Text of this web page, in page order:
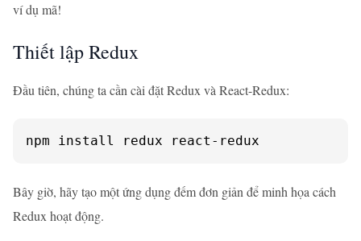
ví dụ mã!
Thiết lập Redux
Đầu tiên, chúng ta cần cài đặt Redux và React-Redux:
npm install redux react-redux
Bây giờ, hãy tạo một ứng dụng đếm đơn giản để minh họa cách
Redux hoạt động.